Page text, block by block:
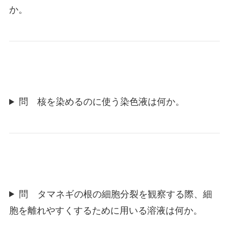
か。
問 核を染めるのに使う染色液は何か。
問 タマネギの根の細胞分裂を観察する際、細
胞を離れやすくするために用いる溶液は何か。